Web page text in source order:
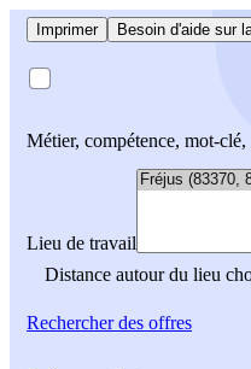
Imprimer Besoin d'aide sur
Métier, compétence, mot-
Lieu de travail
Distance autour du lieu
Rechercherdes offres